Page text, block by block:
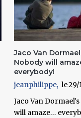
Jaco Van
Nobody will
everybody!
jeanphilippe
29/
Jaco Van
will amaze…